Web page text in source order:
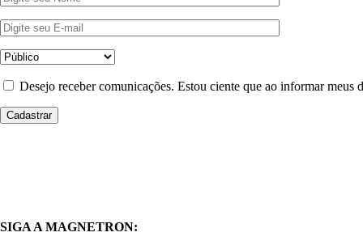
Desejo receber comunicações. Estou ciente que ao informar meus
SIGA A MAGNETRON: